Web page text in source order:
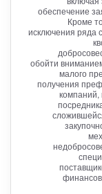
обеспечение
Кроме
исключения ряда
обойти
малого
получения